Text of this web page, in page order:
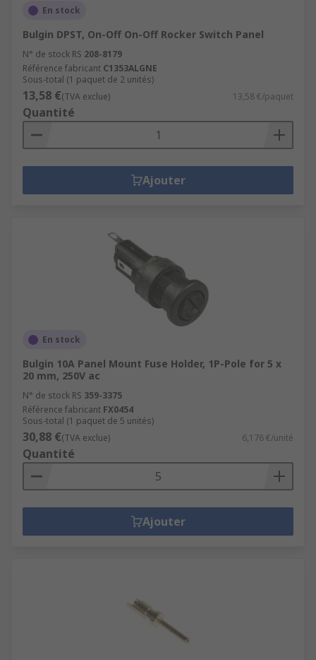
En stock
Bulgin DPST, On-Off On-Off Rocker Switch Panel
N° de stock RS 208-8179
Référence fabricant C1353ALGNE
Sous-total (1 paquet de 2 unités)
13,58 €(TVA exclue) 13,58 €/paquet
Quantité
Ajouter
En stock
Bulgin 10A Panel Mount Fuse Holder, 1P-Pole for 5 x
20 mm, 250V ac
N° de stock RS 359-3375
Référence fabricant FX0454
Sous-total (1 paquet de 5 unités)
30,88 €(TVA exclue) 6,176 €/unité
Quantité
Ajouter